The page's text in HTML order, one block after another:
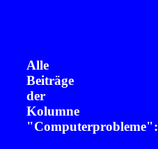
Alle
Beiträge
der
Kolumne
"Computerprobleme":